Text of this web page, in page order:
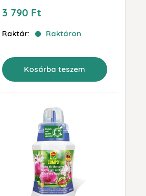
Akciós
3 790 Ft
Raktár: Raktáron
Kosárba teszem